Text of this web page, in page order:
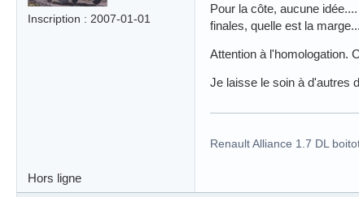
Inscription : 2007-01-01
Pour la côte, aucune
finales, quelle est la
Attention à l'homologation.
Je laisse le soin à d'autres
Renault Alliance 1.7 DL
Hors ligne